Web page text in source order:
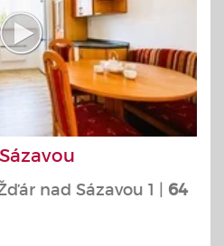
nad Sázavou 1 | 64